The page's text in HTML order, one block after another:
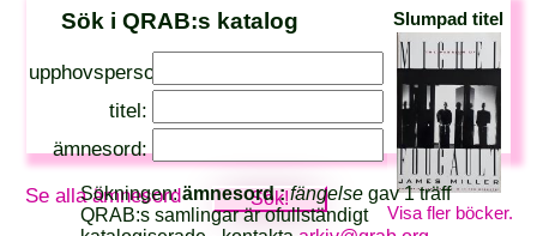
Sök i QRAB:s katalog
upphovsperson:
titel:
ämnesord:
Se alla ämnesord
Slumpad titel
Visa fler böcker.
Sökningen:ämnesord :fängelse gav 1 träff
QRAB:s samlingar är ofullständigt